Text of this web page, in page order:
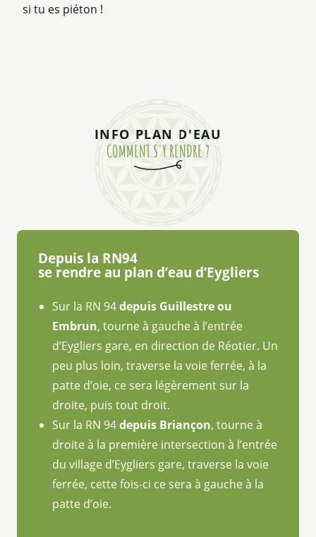
si tu es piéton !
INFO PLAN D'EAU
COMMENT S'Y RENDRE ?
Depuis la RN94
se rendre au plan d’eau d’Eygliers
Sur la RN 94depuis Guillestre ou
Embrun, tourne à gauche à l’entrée
d’Eygliers gare, en direction de Réotier. Un
peu plus loin, traverse la voie ferrée, à la
patte d’oie, ce sera légèrement sur la
droite, puis tout droit.
Sur la RN 94depuis Briançon, tourne à
droite à la première intersection à l’entrée
du village d’Eygliers gare, traverse la voie
ferrée, cette fois-ci ce sera à gauche à la
patte d’oie.